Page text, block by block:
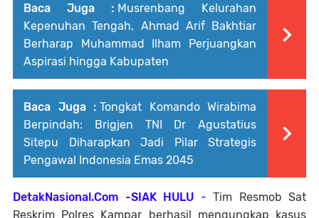
Baca Juga : Musrenbang Kelurahan
Kepenuhan Tengah, Ahmad Arif Bakhtiar
Berharap Muhammad Ilham Perjuangkan
Aspirasi hingga Kabupaten
Baca Juga : Tongkat Komando Wirabima
Berpindah: Brigjen TNI Dr Agustatius
Sitepu Diharapkan Jadi Pilar Strategis
Pengawal Indonesia Emas 2045
DetakNasional.Com -SIAK HULU - Tim Resmob Sat
Reskrim Polres Kampar berhasil mengungkap kasus